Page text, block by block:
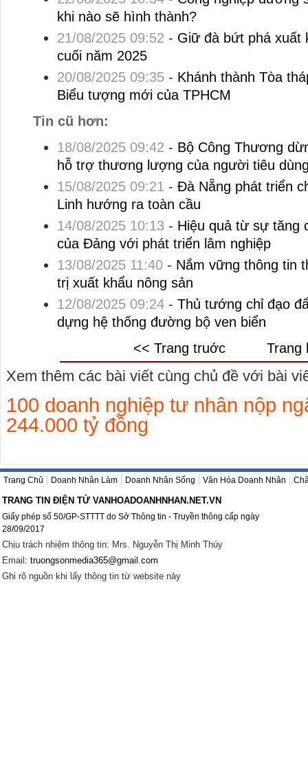
khi nào sẽ hình thành?
21/08/2025 09:52 - Giữ đà bứt phá xuất
cuối năm 2025
20/08/2025 09:35- Khánh thành Tòa
Biểu tượng mới của TPHCM
Tin cũ hơn:
18/08/2025 09:42 - Bộ Công Thương
hỗ trợ thương lượng của người tiêu
15/08/2025 09:21 - Đà Nẵng phát triển
Linh hướng ra toàn cầu
14/08/2025 10:13 - Hiệu quả từ sự tăng
của Đảng với phát triển lâm nghiệp
13/08/2025 11:40- Nắm vững thông tin
trị xuất khẩu nông sản
12/08/2025 09:24- Thủ tướng chỉ đạo
dựng hệ thống đường bộ ven biển
<< Trang truớc
Trang
Xem thêm các bài viết cùng chủ đề với bài
100 doanh nghiệp tư nhân nộp
244.000 tỷ đồng
Trang Chủ Doanh Nhân Làm Doanh Nhân Sống Văn Hóa Doanh Nhân
TRANG TIN ĐIỆN TỬ VANHOADOANHNHAN.NET.VN
Giấy phép số 50/GP-STTTT do Sở Thông tin - Truyền thông cấp ngày
28/09/2017
Chịu trách nhiệm thông tin: Mrs. Nguyễn Thị Minh Thúy
Email: truongsonmedia365@gmail.com
Ghi rõ nguồn khi lấy thông tin từ website này